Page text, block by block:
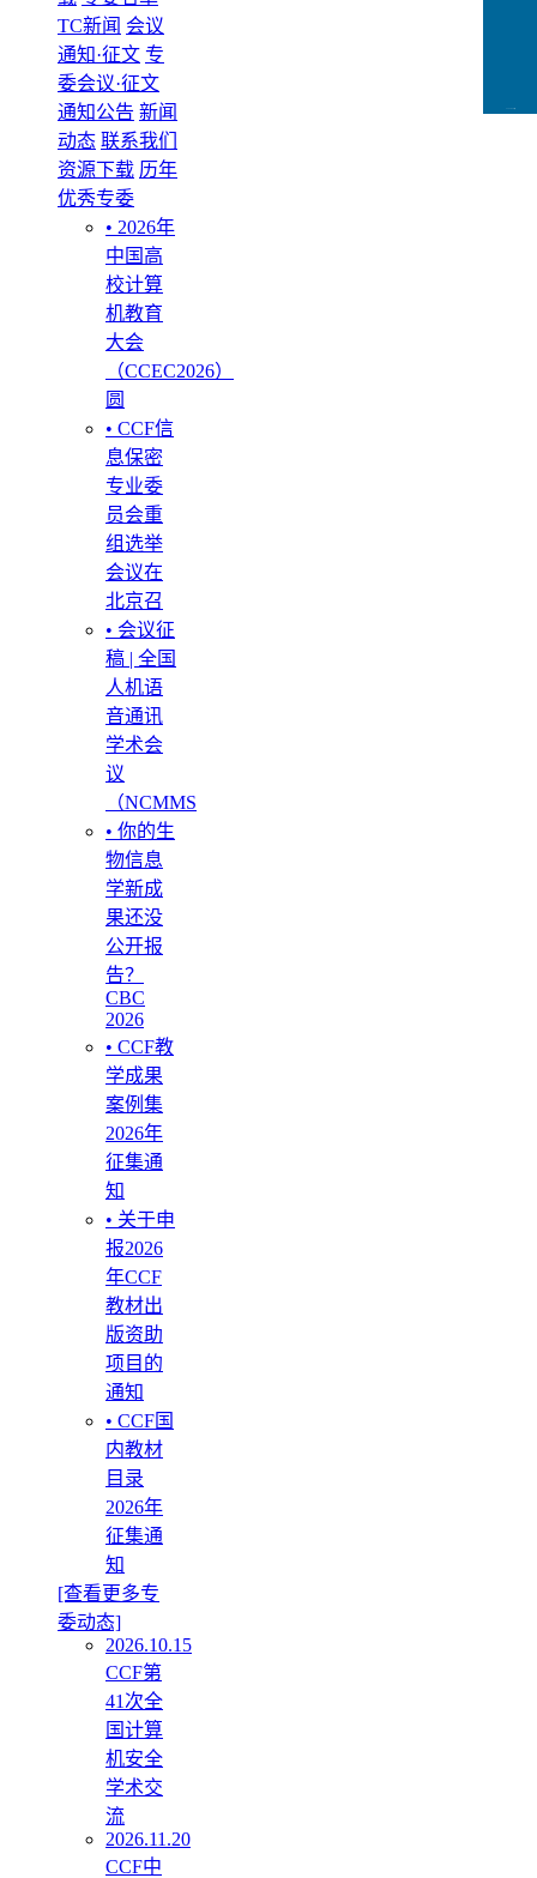
TC新闻 会议
通知·征文 专
委会议·征文
通知公告 新闻
动态 联系我们
资源下载 历年
优秀专委
• 2026年
中国高
校计算
机教育
大会
（CCEC2026）
圆
• CCF信
息保密
专业委
员会重
组选举
会议在
北京召
• 会议征
稿 | 全国
人机语
音通讯
学术会
议
（NCMMS
• 你的生
物信息
学新成
果还没
公开报
告？
CBC
2026
• CCF教
学成果
案例集
2026年
征集通
知
• 关于申
报2026
年CCF
教材出
版资助
项目的
通知
• CCF国
内教材
目录
2026年
征集通
知
[查看更多专
委动态]
2026.10.15
CCF第
41次全
国计算
机安全
学术交
流
2026.11.20
CCF中